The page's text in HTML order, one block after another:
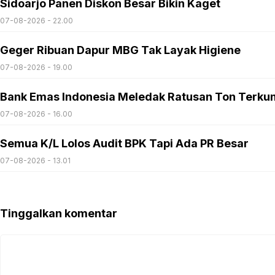
Sidoarjo Panen Diskon Besar Bikin Kaget
07-08-2026 - 22.00
Geger Ribuan Dapur MBG Tak Layak Higiene
07-08-2026 - 19.00
Bank Emas Indonesia Meledak Ratusan Ton
07-08-2026 - 16.00
Semua K/L Lolos Audit BPK Tapi Ada PR Besar
07-08-2026 - 13.01
Tinggalkan komentar